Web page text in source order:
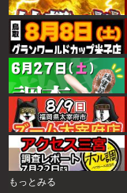
もっとみる